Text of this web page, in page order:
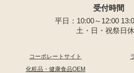
受付時間
平日：10:00～12:00
土・日・祝祭日
コーポレートサイト
化粧品・健康食品OEM